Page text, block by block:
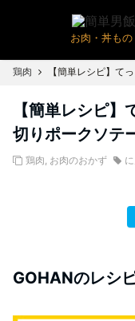
お肉・丼も
鶏肉
【簡単レシピ
切りポークソテ
鶏肉, お肉のおかず
GOHANのレシ